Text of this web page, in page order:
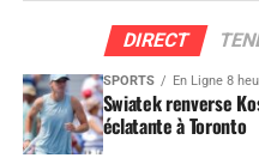
DIRECT
SPORTS En Ligne 8
Swiatek renverse
éclatante à Toronto